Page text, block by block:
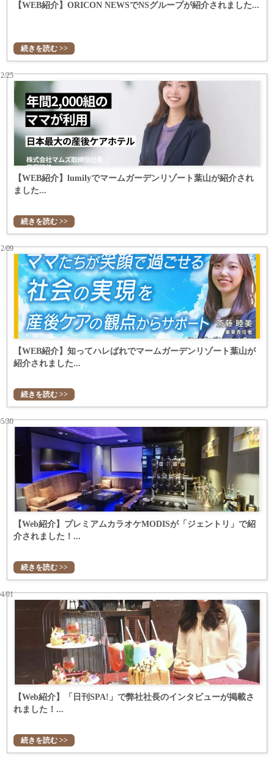
【WEB紹介】ORICON NEWSでNSグループが紹介されました...
続きを読む >>
【WEB紹介】lumilyでマームガーデンリゾート葉山が紹介され
ました...
25
続きを読む >>
【WEB紹介】知ってハレばれでマームガーデンリゾート葉山が
紹介されました...
09
続きを読む >>
【Web紹介】プレミアムカラオケMODISが「ジェントリ」で紹
介されました！...
30
続きを読む >>
【Web紹介】「日刊SPA!」で弊社社長のインタビューが掲載さ
れました！...
01
続きを読む >>